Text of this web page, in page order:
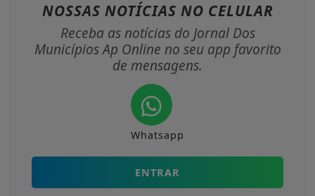
NOSSAS NOTÍCIAS NO CELULAR
Receba as notícias do Jornal Dos
Municípios Ap Online no seu app favorito
de mensagens.
Whatsapp
ENTRAR